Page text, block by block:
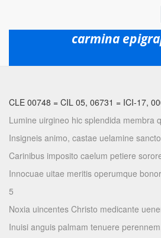
carmina
https://www.mqdq.it/
CLE 00748 = CIL 05, 06731 = ICI-17,
Lumine uirgineo hic splendida membra
Insigneis animo, castae uelamine sancto
Carinibus imposito caelum petiere
Innocuae uitae meritis operumque
5
Noxia uincentes Christo medicante
Inuisi anguis palmam tenuere